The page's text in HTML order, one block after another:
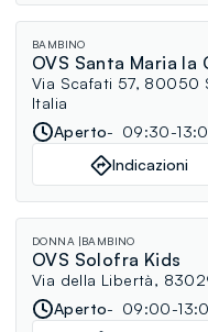
BAMBINO
OVS Santa Maria la
Via Scafati 57, 80050
Italia
Aperto
09:30-
Indicazioni
DONNA BAMBINO
OVS Solofra Kids
Via della Libertà,
Aperto
09:00-